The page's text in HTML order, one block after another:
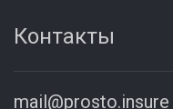
Контакты
mail@prosto.insure